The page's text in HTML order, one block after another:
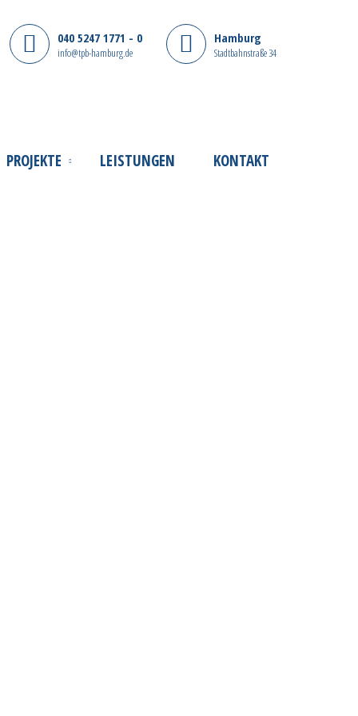
040 5247 1771 - 0
info@tpb-hamburg.de
Hamburg
Stadtbahnstraße 34
PROJEKTE LEISTUNGEN KONTAKT